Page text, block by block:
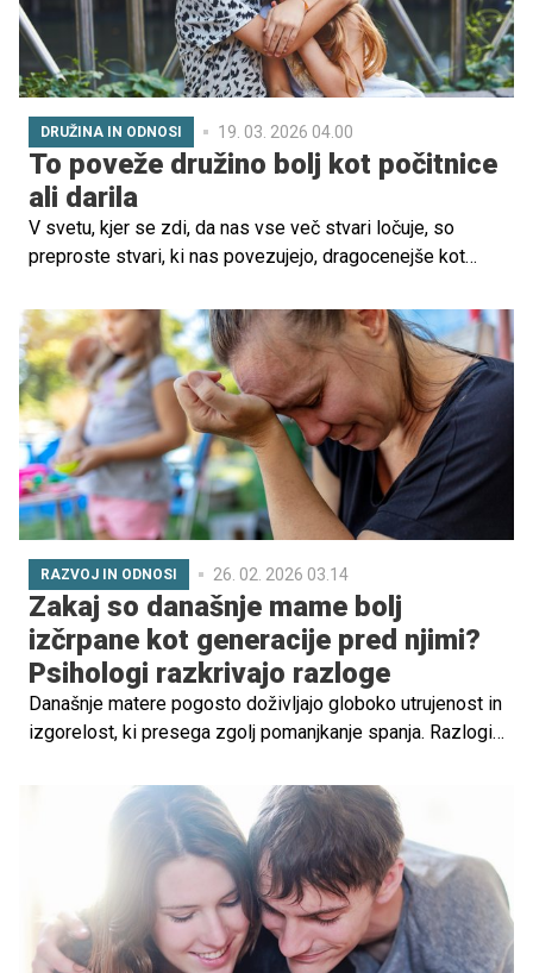
DRUŽINA IN ODNOSI 19. 03. 2026 04.00
To poveže družino bolj kot počitnice
ali darila
V svetu, kjer se zdi, da nas vse več stvari ločuje, so
preproste stvari, ki nas povezujejo, dragocenejše kot
popestritev dneva, temveč načini, kako ljudje
vzpostavljamo stik, gradimo zaupanje in ustvarjamo
skupne zgodbe. Spretnostne igre so pri tem še posebej
zanimive, ker združujejo ravno pravo mero izziva,
sodelovanja in spontanosti.
RAZVOJ IN ODNOSI 26. 02. 2026 03.14
Zakaj so današnje mame bolj
izčrpane kot generacije pred njimi?
Psihologi razkrivajo razloge
Današnje matere pogosto doživljajo globoko utrujenost in
izgorelost, ki presega zgolj pomanjkanje spanja. Razlogi
in psihološkimi obremenitvami, ki jih starejše generacije
niso poznale.